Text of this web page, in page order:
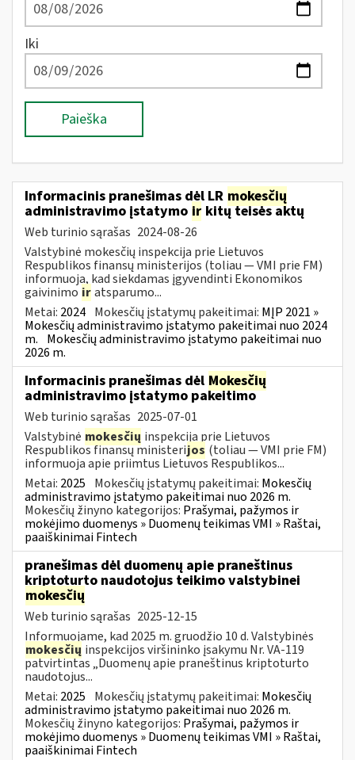
Iki
Paieška
Informacinis pranešimas dėl LR mokesčių
administravimo įstatymo ir kitų teisės aktų
Web turinio sąrašas 2024-08-26
Valstybinė mokesčių inspekcija prie Lietuvos
Respublikos finansų ministerijos (toliau — VMI prie FM)
informuoja, kad siekdamas įgyvendinti Ekonomikos
gaivinimo iratsparumo...
Metai: 2024 Mokesčių įstatymų pakeitimai: MĮP 2021 »
Mokesčių administravimo įstatymo pakeitimai nuo 2024
m. Mokesčių administravimo įstatymo pakeitimai nuo
2026 m.
Informacinis pranešimas dėl Mokesčių
administravimo įstatymo pakeitimo
Web turinio sąrašas 2025-07-01
Valstybinė mokesčių inspekcija prie Lietuvos
Respublikos finansų ministerijos (toliau — VMI prie FM)
informuoja apie priimtus Lietuvos Respublikos...
Metai: 2025 Mokesčių įstatymų pakeitimai: Mokesčių
administravimo įstatymo pakeitimai nuo 2026 m.
Mokesčių žinyno kategorijos: Prašymai, pažymos ir
mokėjimo duomenys » Duomenų teikimas VMI » Raštai,
paaiškinimai Fintech
pranešimas dėl duomenų apie praneštinus
kriptoturto naudotojus teikimo valstybinei
mokesčių
Web turinio sąrašas 2025-12-15
Informuojame, kad 2025 m. gruodžio 10 d. Valstybinės
mokesčių inspekcijos viršininko įsakymu Nr. VA-119
patvirtintas „Duomenų apie praneštinus kriptoturto
naudotojus...
Metai: 2025 Mokesčių įstatymų pakeitimai: Mokesčių
administravimo įstatymo pakeitimai nuo 2026 m.
Mokesčių žinyno kategorijos: Prašymai, pažymos ir
mokėjimo duomenys » Duomenų teikimas VMI » Raštai,
paaiškinimai Fintech